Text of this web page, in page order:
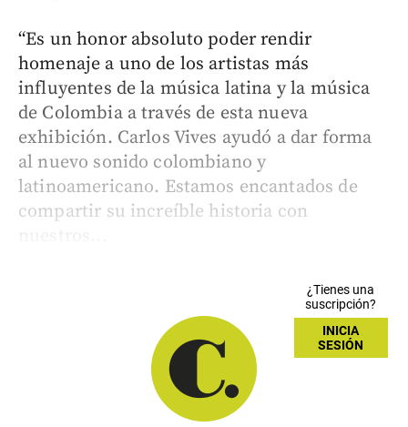
“Es un honor absoluto poder rendir
homenaje a uno de los artistas más
influyentes de la música latina y la música
de Colombia a través de esta nueva
exhibición. Carlos Vives ayudó a dar forma
al nuevo sonido colombiano y
latinoamericano. Estamos encantados de
compartir su increíble historia con
¿Tienes una
suscripción?
INICIA
SESIÓN